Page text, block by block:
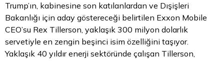
Trump’ın, kabinesine son katılanlardan ve Dışişleri
Bakanlığı için aday göstereceği belirtilen Exxon Mobile
CEO’su Rex Tillerson, yaklaşık 300 milyon dolarlık
servetiyle en zengin beşinci isim özelliğini taşıyor.
Yaklaşık 40 yıldır enerji sektöründe çalışan Tillerson,